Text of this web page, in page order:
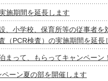
施期間を延長します
、小学校、保育所等の従事者を
（PCR検査）の実施期間を延長
まって、もらってキャンペーン
ーン夏の部を開催します